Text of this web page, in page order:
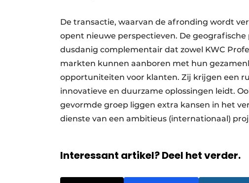
De transactie, waarvan de afronding wordt
opent nieuwe perspectieven. De
dusdanig complementair dat zowel KWC
markten kunnen aanboren met hun
opportuniteiten voor klanten. Zij krijgen een
innovatieve en duurzame oplossingen leidt.
gevormde groep liggen extra kansen in het
dienste van een ambitieus (internationaal)
Interessant artikel? Deel het verder.